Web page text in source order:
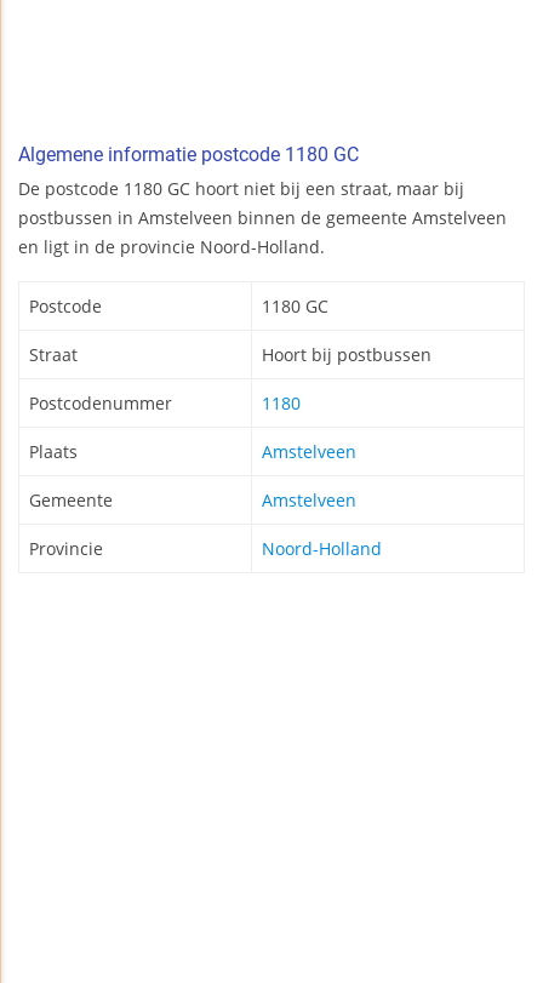
Algemene informatie postcode 1180 GC
De postcode 1180 GC hoort niet bij een straat, maar bij
postbussen in Amstelveen binnen de gemeente Amstelveen
en ligt in de provincie Noord-Holland.
Postcode 1180 GC
Straat Hoort bij postbussen
Postcodenummer 1180
Plaats Amstelveen
Gemeente Amstelveen
Provincie Noord-Holland